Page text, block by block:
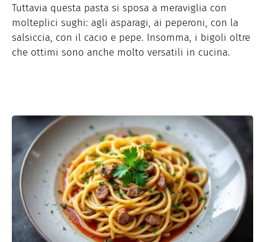
Tuttavia questa pasta si sposa a meraviglia con
molteplici sughi: agli asparagi, ai peperoni, con la
salsiccia, con il cacio e pepe. Insomma, i bigoli oltre
che ottimi sono anche molto versatili in cucina.